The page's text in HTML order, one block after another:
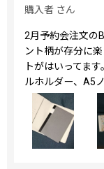
購入者 さん
2月予約会注文の
ント柄が存分に
トがはいってま
ルホルダー、A5